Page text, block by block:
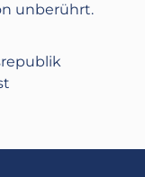
unberührt.